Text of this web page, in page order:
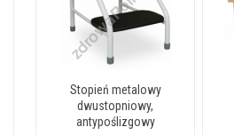
Stopień metalowy
dwustopniowy,
antypoślizgowy